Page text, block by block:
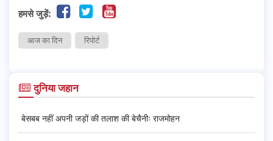
हमसे जुड़ें:
आज का दिन रिपोर्ट
दुनिया जहान
बेसबब नहीं अपनी जड़ों की तलाश की बेचैनीः राजमोहन